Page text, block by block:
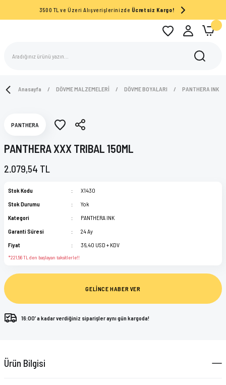
3500 TL ve Üzeri Alışverişlerinizde Ücretsiz Kargo!
Anasayfa DÖVME MALZEMELERİ DÖVME BOYALARI PANTHERA INK
PANTHERA
PANTHERA XXX TRIBAL 150ML
2.079,54 TL
Stok Kodu
X1430
Stok Durumu
Yok
Kategori
PANTHERA INK
Garanti Süresi
24 Ay
Fiyat
36,40 USD + KDV
*221,56 TL den başlayan taksitlerle!!
GELİNCE HABER VER
16:00’ a kadar verdiğiniz siparişler aynı gün kargoda!
Ürün Bilgisi